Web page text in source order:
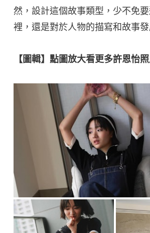
然，設計這個故事類型，少不免
裡，還是對於人物的描寫和故事發
【圖輯】點圖放大看更多許恩怡照